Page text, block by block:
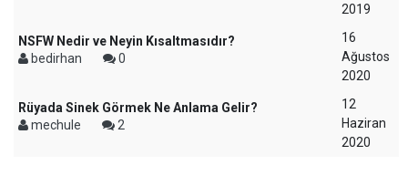
2019
NSFW Nedir ve Neyin Kısaltmasıdır?
bedirhan
0
16
Ağustos
2020
Rüyada Sinek Görmek Ne Anlama Gelir?
mechule
2
12
Haziran
2020